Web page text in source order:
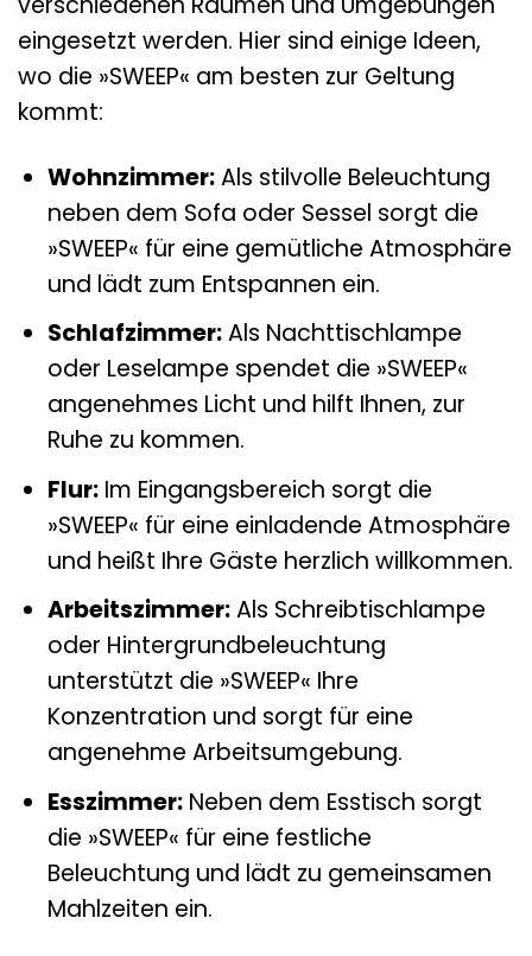
eingesetzt werden. Hier sind einige Ideen,
wo die »SWEEP« am besten zur Geltung
kommt:
Wohnzimmer:Als stilvolle Beleuchtung
neben dem Sofa oder Sessel sorgt die
»SWEEP« für eine gemütliche Atmosphäre
und lädt zum Entspannen ein.
Schlafzimmer:Als Nachttischlampe
oder Leselampe spendet die »SWEEP«
angenehmes Licht und hilft Ihnen, zur
Ruhe zu kommen.
Flur:Im Eingangsbereich sorgt die
»SWEEP« für eine einladende Atmosphäre
und heißt Ihre Gäste herzlich willkommen.
Arbeitszimmer:Als Schreibtischlampe
oder Hintergrundbeleuchtung
unterstützt die »SWEEP« Ihre
Konzentration und sorgt für eine
angenehme Arbeitsumgebung.
Esszimmer:Neben dem Esstisch sorgt
die »SWEEP« für eine festliche
Beleuchtung und lädt zu gemeinsamen
Mahlzeiten ein.